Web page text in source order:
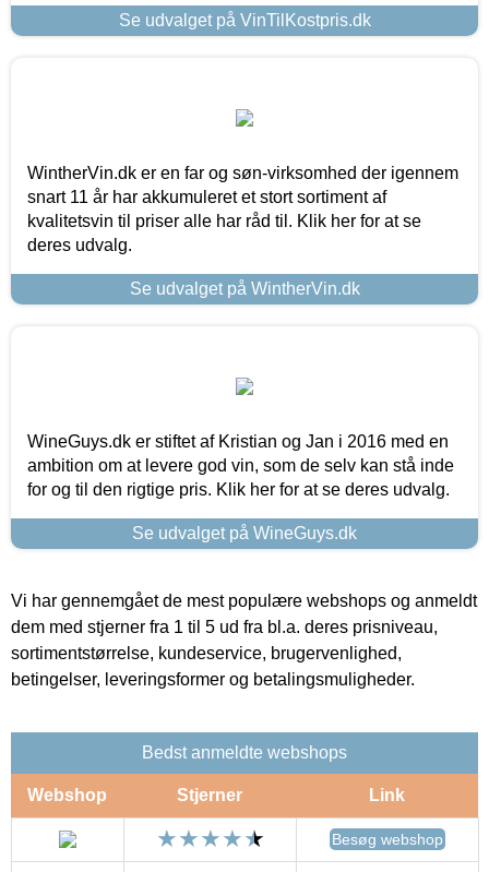
Se udvalget på VinTilKostpris.dk
WintherVin.dk er en far og søn-virksomhed der igennem
snart 11 år har akkumuleret et stort sortiment af
kvalitetsvin til priser alle har råd til. Klik her for at se
deres udvalg.
Se udvalget på WintherVin.dk
WineGuys.dk er stiftet af Kristian og Jan i 2016 med en
ambition om at levere god vin, som de selv kan stå inde
for og til den rigtige pris. Klik her for at se deres udvalg.
Se udvalget på WineGuys.dk
Vi har gennemgået de mest populære webshops og anmeldt
dem med stjerner fra 1 til 5 ud fra bl.a. deres prisniveau,
sortimentstørrelse, kundeservice, brugervenlighed,
betingelser, leveringsformer og betalingsmuligheder.
Bedst anmeldte webshops
Webshop Stjerner Link
Besøg webshop